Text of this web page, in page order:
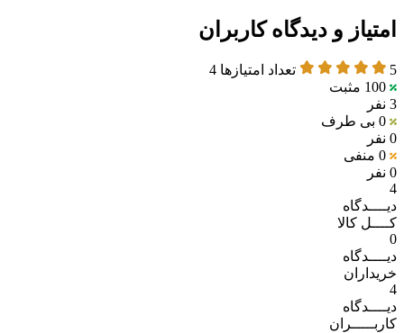
امتیاز و دیدگاه کاربران
5 تعداد امتیازها 4
100 مثبت
3 نفر
0 بی طرف
0 نفر
0 منفی
0 نفر
4
دیــــدگاه
کــــل کالا
0
دیــــدگاه
خریداران
4
دیــــدگاه
کاربـــــران